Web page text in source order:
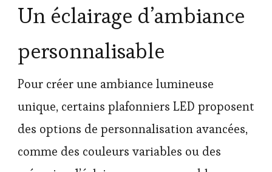
Un éclairage d’ambiance
personnalisable
Pour créer une ambiance lumineuse
unique, certains plafonniers LED proposent
des options de personnalisation avancées,
comme des couleurs variables ou des